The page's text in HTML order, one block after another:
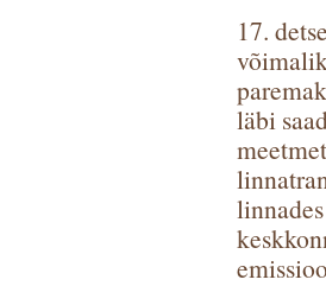
17.
läbi